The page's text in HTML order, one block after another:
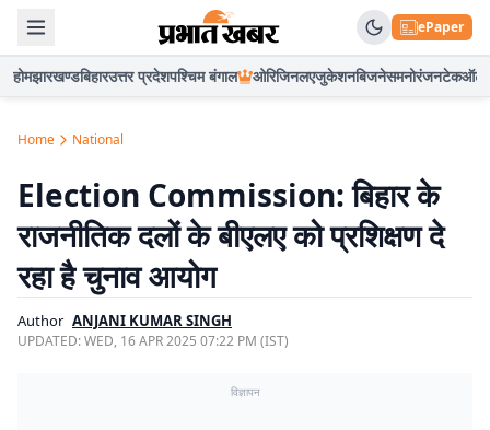
ePaper
होमझारखण्डबिहारउत्तर प्रदेशपश्चिम बंगाल ओरिजिनलएजुकेशनबिजनेसमनोरंजनटेकऑटो
Home National
Election Commission: बिहार के
राजनीतिक दलों के बीएलए को प्रशिक्षण दे
रहा है चुनाव आयोग
Author ANJANI KUMAR SINGH
UPDATED:WED, 16 APR 2025 07:22 PM (IST)
विज्ञापन